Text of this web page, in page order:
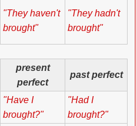
"They haven't
brought"
"They hadn't
brought"
present
perfect
past perfect
"Have I
brought?"
"Had I
brought?"